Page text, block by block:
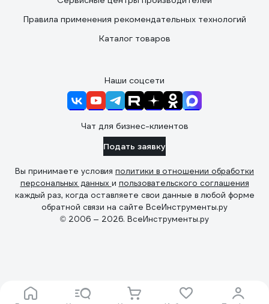
Правила применения рекомендательных технологий
Каталог товаров
Наши соцсети
Чат для бизнес-клиентов
Подать заявку
Вы принимаете условия политики в отношении обработки
персональных данных и пользовательского соглашения
каждый раз, когда оставляете свои данные в любой форме
обратной связи на сайте ВсеИнструменты.ру
© 2006 — 2026. ВсеИнструменты.ру